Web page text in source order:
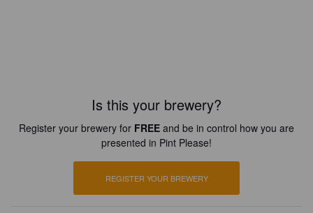
Is this your brewery?
Register your brewery for FREE and be in control how you are
presented in Pint Please!
REGISTER YOUR BREWERY